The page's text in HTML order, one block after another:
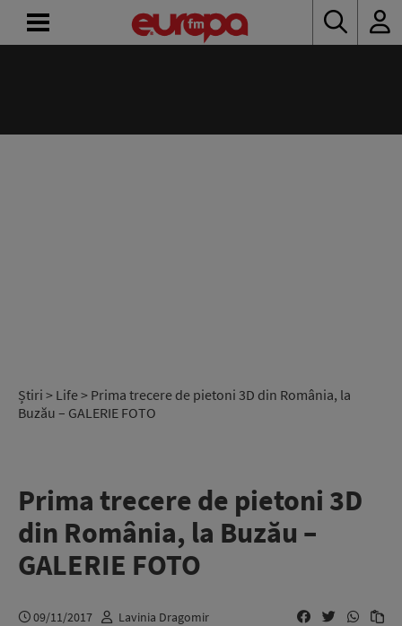
Știri > Life> Prima trecere de pietoni 3D din România, la
Buzău – GALERIE FOTO
Prima trecere de pietoni 3D
din România, la Buzău –
GALERIE FOTO
09/11/2017 Lavinia Dragomir